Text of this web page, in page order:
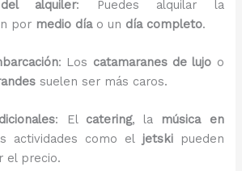
alquiler: Puedes alquilar la
por medio díao un día completo.
: Los catamaranes de lujo o
suelen ser más caros.
: El catering, la música en
actividades como el jetskipueden
el precio.